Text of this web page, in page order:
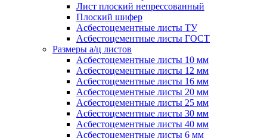
Лист плоский непрессованный
Плоский шифер
Асбестоцементные листы ТУ
Асбестоцементные листы ГОСТ
Размеры а/ц листов
Асбестоцементные листы 10 мм
Асбестоцементные листы 12 мм
Асбестоцементные листы 16 мм
Асбестоцементные листы 20 мм
Асбестоцементные листы 25 мм
Асбестоцементные листы 30 мм
Асбестоцементные листы 40 мм
Асбестоцементные листы 6 мм